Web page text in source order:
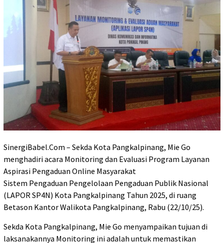
SinergiBabel.Com – Sekda Kota Pangkalpinang, Mie Go
menghadiri acara Monitoring dan Evaluasi Program Layanan
Aspirasi Pengaduan Online Masyarakat
Sistem Pengaduan Pengelolaan Pengaduan Publik Nasional
(LAPOR SP4N) Kota Pangkalpinang Tahun 2025, di ruang
Betason Kantor Walikota Pangkalpinang, Rabu (22/10/25).
Sekda Kota Pangkalpinang, Mie Go menyampaikan tujuan di
laksanakannya Monitoring ini adalah untuk memastikan